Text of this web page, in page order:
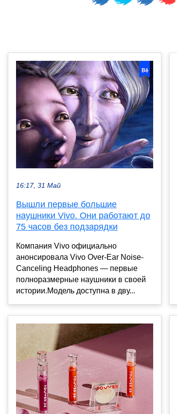
16:17, 31 Май
Вышли первые большие
наушники Vivo. Они работают до
75 часов без подзарядки
Компания Vivo официально
анонсировала Vivo Over-Ear Noise-
Canceling Headphones — первые
полноразмерные наушники в своей
истории.Модель доступна в дву...